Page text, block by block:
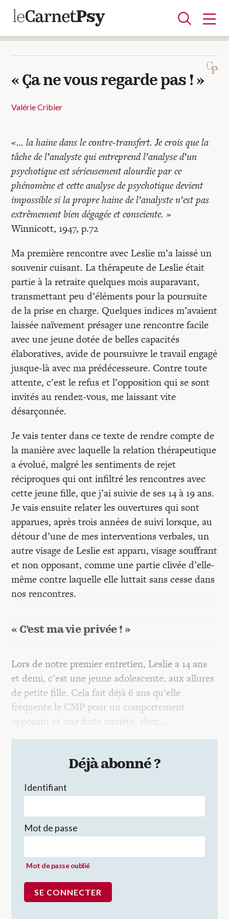
Articles
A la une
Adolescence
Dispositif
Enfance
Périnatalité
Psychanalyse
Psychopathologie
Soin
Auteurs
Blocs-notes
Recherches
Entretiens
Revues
Colloque
Mon panier
Mon compte
« Ça ne vous regarde pas ! »
Valérie Cribier
«… la haine dans le contre-transfert. Je crois que la
tâche de l’analyste qui entreprend l’analyse d’un
psychotique est sérieusement alourdie par ce
phénomène et cette analyse de psychotique devient
impossible si la propre haine de l’analyste n’est pas
extrêmement bien dégagée et consciente. »
Winnicott, 1947, p.72
Ma première rencontre avec Leslie m’a laissé un
souvenir cuisant. La thérapeute de Leslie était
partie à la retraite quelques mois auparavant,
transmettant peu d’éléments pour la poursuite
de la prise en charge. Quelques indices m’avaient
laissée naïvement présager une rencontre facile
avec une jeune dotée de belles capacités
élaboratives, avide de poursuivre le travail engagé
jusque-là avec ma prédécesseure. Contre toute
attente, c’est le refus et l’opposition qui se sont
invités au rendez-vous, me laissant vite
désarçonnée.
Je vais tenter dans ce texte de rendre compte de
la manière avec laquelle la relation thérapeutique
a évolué, malgré les sentiments de rejet
réciproques qui ont infiltré les rencontres avec
cette jeune fille, que j’ai suivie de ses 14 à 19 ans.
Je vais ensuite relater les ouvertures qui sont
apparues, après trois années de suivi lorsque, au
détour d’une de mes interventions verbales, un
autre visage de Leslie est apparu, visage souffrant
et non opposant, comme une partie clivée d’elle-
même contre laquelle elle luttait sans cesse dans
nos rencontres.
« C’est ma vie privée ! »
Lors de notre premier entretien, Leslie a 14 ans
et demi, c’est une jeune adolescente, aux allures
de petite fille. Cela fait déjà 6 ans qu’elle
fréquente le CMP pour un comportement
opposant et une forte anxiété, chez…
Déjà abonné ?
Identifiant
Mot de passe
Mot de passe oublié